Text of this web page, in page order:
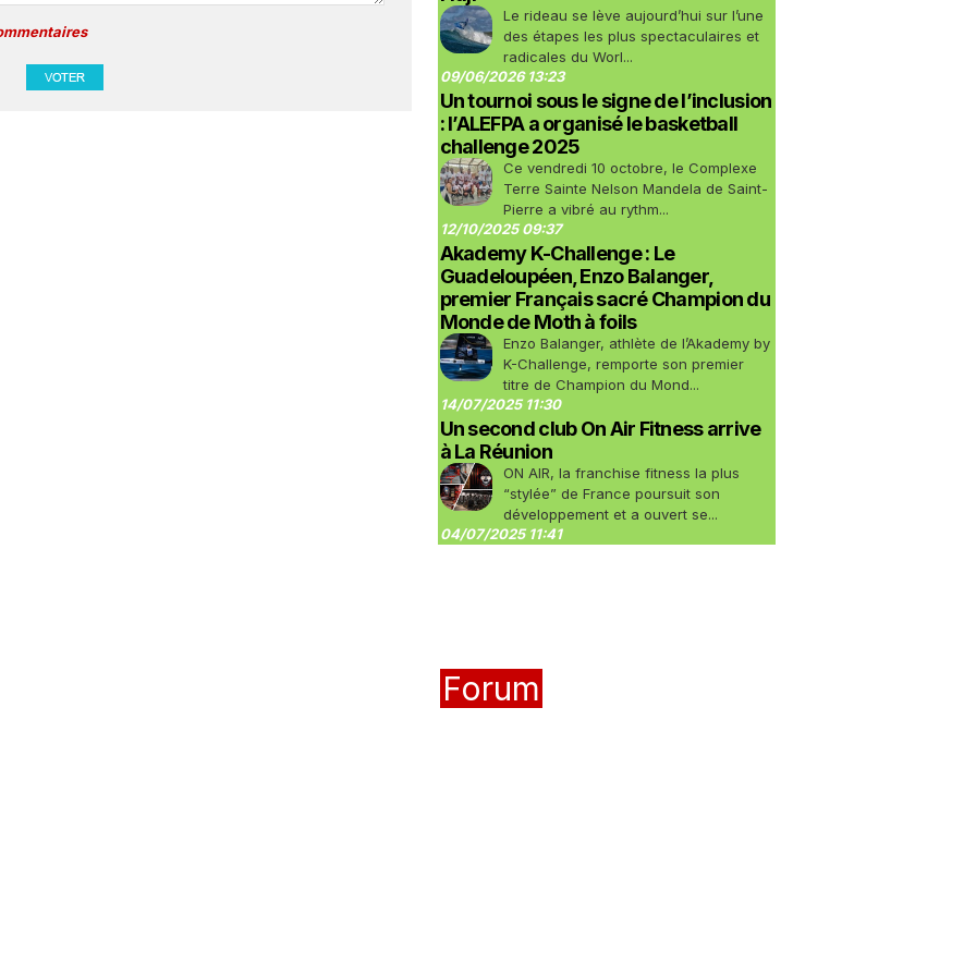
Le rideau se lève aujourd’hui sur l’une
des étapes les plus spectaculaires et
radicales du Worl...
09/06/2026 13:23
Un tournoi sous le signe de l’inclusion
: l’ALEFPA a organisé le basketball
challenge 2025
Ce vendredi 10 octobre, le Complexe
Terre Sainte Nelson Mandela de Saint-
Pierre a vibré au rythm...
12/10/2025 09:37
Akademy K-Challenge : Le
Guadeloupéen, Enzo Balanger,
premier Français sacré Champion du
Monde de Moth à foils
Enzo Balanger, athlète de l’Akademy by
K-Challenge, remporte son premier
titre de Champion du Mond...
14/07/2025 11:30
Un second club On Air Fitness arrive
à La Réunion
ON AIR, la franchise fitness la plus
“stylée” de France poursuit son
développement et a ouvert se...
04/07/2025 11:41
Forum